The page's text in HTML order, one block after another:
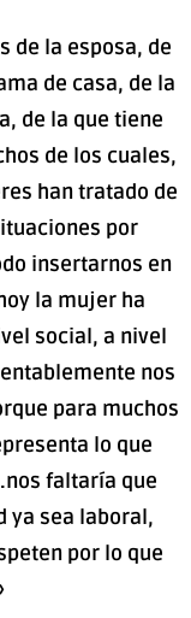
de la esposa, de
de casa, de la
de la que tiene
de los cuales,
han tratado de
por
insertarnos en
la mujer ha
social, a nivel
nos
para muchos
lo que
faltaría que
ya sea laboral,
por lo que